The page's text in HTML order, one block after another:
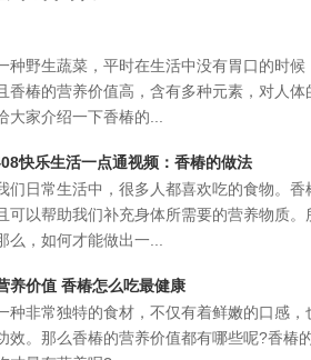
种野生蔬菜，平时在生活中没有胃口的时
香椿的营养价值高，含有多种元素，对人
大家介绍一下香椿的...
快乐生活一点通视频：香椿的做法
们日常生活中，很多人都喜欢吃的食物。香
可以帮助我们补充身体所需要的营养物质
么，如何才能做出一...
养价值 香椿怎么吃最健康
种非常独特的食材，不仅有着鲜嫩的口感，
效。那么香椿的营养价值都有哪些呢?香椿